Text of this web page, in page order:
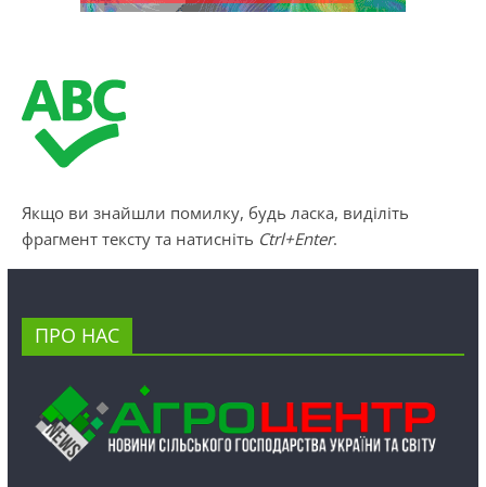
Якщо ви знайшли помилку, будь ласка, виділіть
фрагмент тексту та натисніть Ctrl+Enter.
ПРО НАС